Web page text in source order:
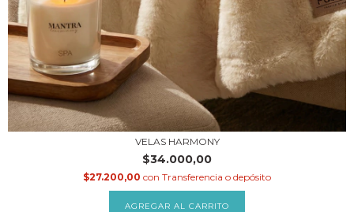
VELAS HARMONY
$34.000,00
$27.200,00 con Transferencia o depósito
AGREGAR AL CARRITO